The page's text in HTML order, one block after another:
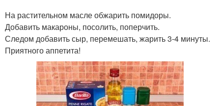
На растительном масле обжарить помидоры.
Добавить макароны, посолить, поперчить.
Следом добавить сыр, перемешать, жарить 3-4 минуты.
Приятного аппетита!